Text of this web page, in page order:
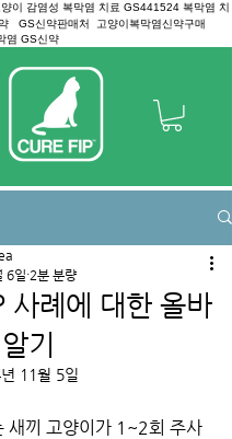
이 감염성 복막염 치료 GS441524 복막염 치
GS신약판매처 고양이복막염신약구매
염 GS신약
사례에 대한 올바
기
6일 2분 분량
11월 5일
새끼 고양이가 1~2회 주사